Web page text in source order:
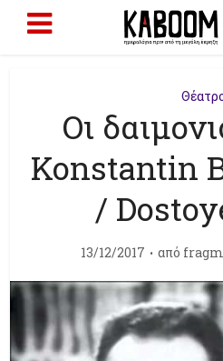
Οι
Konstantin
/
13/12/2017 από